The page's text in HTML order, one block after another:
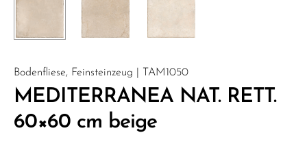
Bodenfliese, Feinsteinzeug | TAM1050
MEDITERRANEA NAT. RETT.
60×60 cm beige